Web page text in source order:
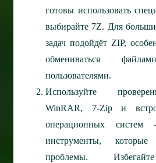
готовы использовать
выбирайте 7Z. Для
задач подойдёт ZIP,
обмениваться
пользователями.
Используйте
WinRAR, 7-Zip и
операционных
инструменты,
проблемы.